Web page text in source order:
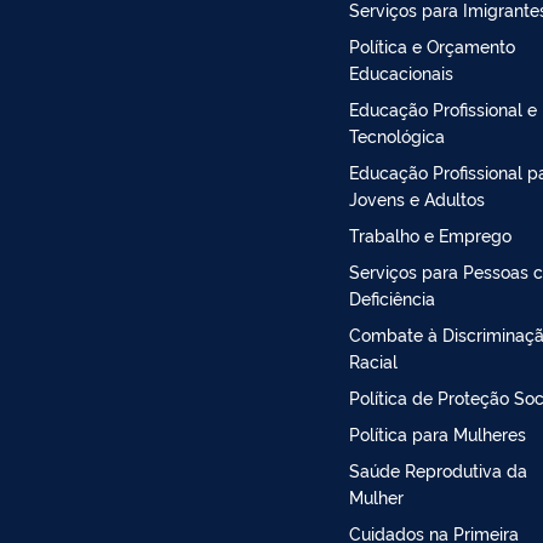
Serviços para
Política e Orçamento
Educacionais
Educação Profissional e
Tecnológica
Educação Profissional
Jovens e Adultos
Trabalho e Emprego
Serviços para Pessoas
Deficiência
Combate à
Racial
Política de Proteção
Política para Mulheres
Saúde Reprodutiva da
Mulher
Cuidados na Primeira